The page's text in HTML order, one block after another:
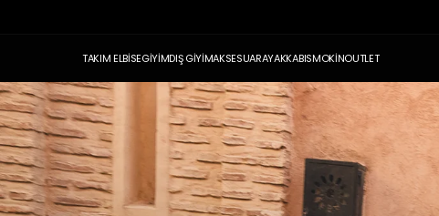
TAKIM ELBİSEGİYİMDIŞ GİYİMAKSESUARAYAKKABISMOKİNOUTLET